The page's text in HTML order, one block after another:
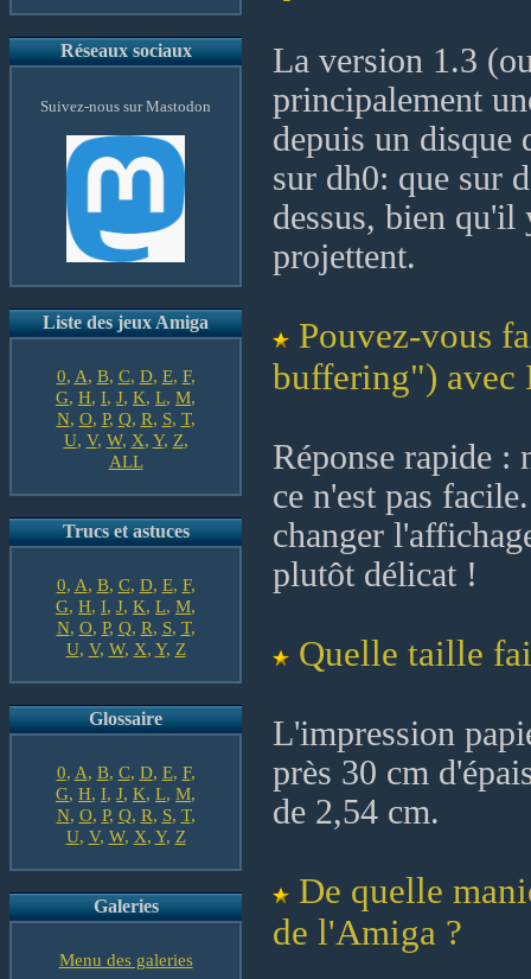
Réseaux sociaux
Suivez-nous sur Mastodon
Liste des jeux Amiga
0, A, B, C, D, E, F,
G, H, I, J, K, L, M,
N, O, P, Q, R, S, T,
U, V, W, X, Y, Z,
ALL
Trucs et astuces
0, A, B, C, D, E, F,
G, H, I, J, K, L, M,
N, O, P, Q, R, S, T,
U, V, W, X, Y, Z
Glossaire
0, A, B, C, D, E, F,
G, H, I, J, K, L, M,
N, O, P, Q, R, S, T,
U, V, W, X, Y, Z
Galeries
Menu des galeries
La version 1.3
principalement
depuis un disque
sur dh0: que sur
dessus, bien qu'il
projettent.
Pouvez-vous
buffering") avec
Réponse rapide :
ce n'est pas
changer
plutôt délicat !
Quelle taille
L'impression
près 30 cm
de 2,54 cm.
De quelle
de l'Amiga ?